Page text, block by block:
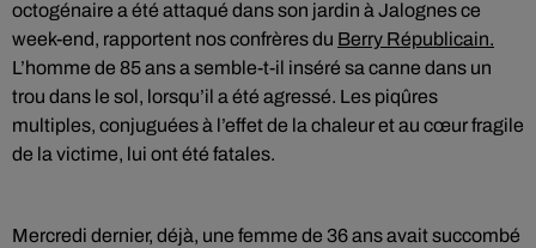
octogénaire a été attaqué dans son jardin à Jalognes ce
week-end, rapportent nos confrères du Berry Républicain.
L’homme de 85 ans a semble-t-il inséré sa canne dans un
trou dans le sol, lorsqu’il a été agressé. Les piqûres
multiples, conjuguées à l’effet de la chaleur et au cœur fragile
de la victime, lui ont été fatales.
Mercredi dernier, déjà, une femme de 36 ans avait succombé